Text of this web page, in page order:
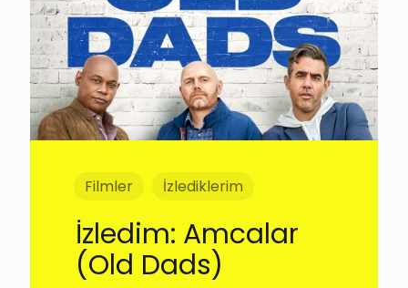
Filmler İzlediklerim
İzledim: Amcalar
(Old Dads)